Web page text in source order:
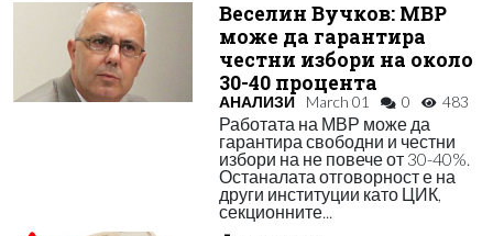
Веселин Вучков: МВР
може да гарантира
честни избори на около
30-40 процента
АНАЛИЗИ March 01 0 483
Работата на МВР може да
гарантира свободни и честни
избори на не повече от 30-40%.
Останалата отговорност е на
други институции като ЦИК,
секционните...